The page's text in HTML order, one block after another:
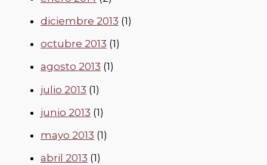
diciembre 2013 (1)
octubre 2013 (1)
agosto 2013 (1)
julio 2013 (1)
junio 2013 (1)
mayo 2013 (1)
abril 2013 (1)